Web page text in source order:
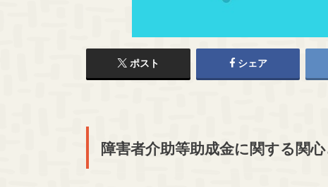
ポスト シェア
障害者介助等助成金に関する関